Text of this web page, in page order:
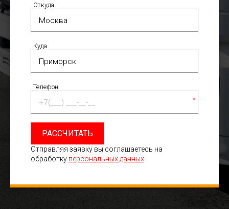
Откуда
Куда
Телефон
*
РАССЧИТАТЬ
Отправляя заявку вы соглашаетесь на
обработку персональных данных